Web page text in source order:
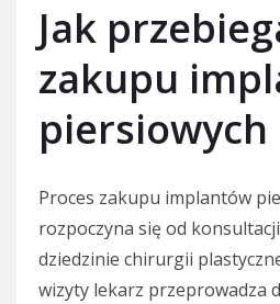
Jak
zakupu
piersiowych
Proces zakupu implantów
rozpoczyna się od
dziedzinie chirurgii
wizyty lekarz przeprowadza